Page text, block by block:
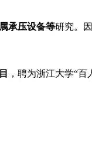
承压设备等研究。
，聘为浙江大学“